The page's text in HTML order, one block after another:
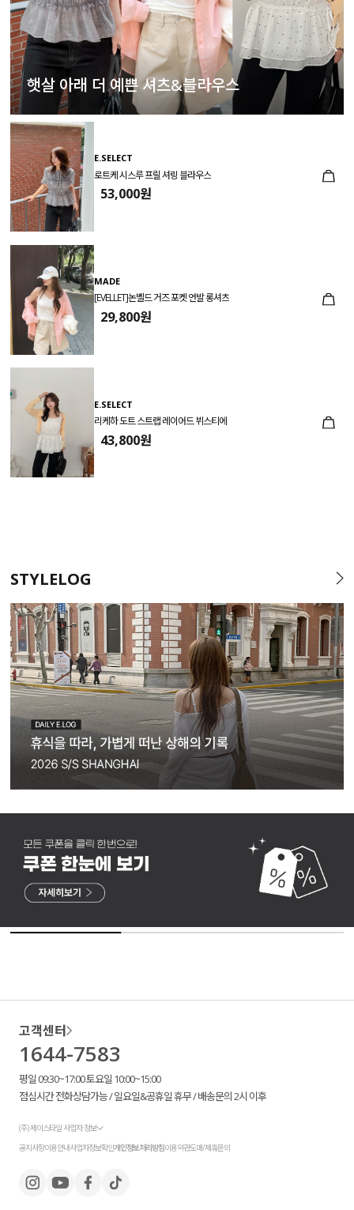
햇살 아래 더 예쁜 셔츠&블라우스
E.SELECT
로트케 시스루 프릴 셔링 블라우스
53,000원
MADE
[EVELLET]논벨드 거즈 포켓 언발 롱셔츠
29,800원
E.SELECT
리케하 도트 스트랩 레이어드 뷔스티에
43,800원
STYLELOG
고객센터
1644-7583
평일 09:30~17:00 토요일 10:00~15:00
점심시간 전화상담가능 / 일요일&공휴일 휴무 / 배송문의 2시 이후
(주) 제이스타일 사업자 정보
공지사항이용안내사업자정보확인개인정보처리방침이용약관도매/제휴문의